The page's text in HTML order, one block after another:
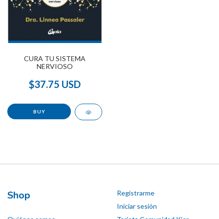
CURA TU SISTEMA
NERVIOSO
$37.75 USD
Shop
Registrarme
Iniciar sesión